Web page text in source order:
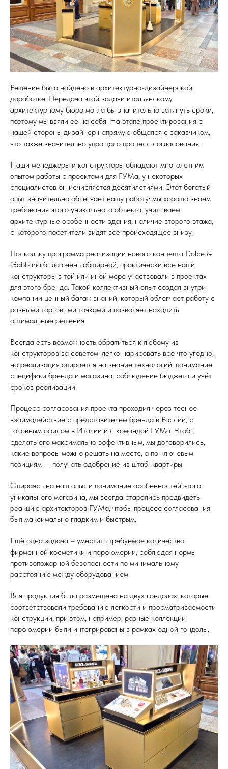
Решение было найдено в архитектурно-дизайнерской
доработке. Передача этой задачи итальянскому
архитектурному бюро могла бы значительно затянуть сроки,
поэтому мы взяли её на себя. На этапе проектирования с
нашей стороны дизайнер напрямую общался с заказчиком,
что также значительно упрощало процесс согласования.
Наши менеджеры и конструкторы обладают многолетним
опытом работы с проектами для ГУМа, у некоторых
специалистов он исчисляется десятилетиями. Этот богатый
опыт значительно облегчает нашу работу: мы хорошо знаем
требования этого уникального объекта, учитываем
архитектурные особенности здания, наличие второго этажа,
с которого посетители видят всё происходящее внизу.
Поскольку программа реализации нового концепта Dolce &
Gabbana была очень обширной, практически все наши
конструкторы в той или иной мере участвовали в проектах
для этого бренда. Такой коллективный опыт создал внутри
компании ценный багаж знаний, который облегчает работу с
разными торговыми точками и позволяет находить
оптимальные решения.
Всегда есть возможность обратиться к любому из
конструкторов за советом: легко нарисовать всё что угодно,
но реализация опирается на знание технологий, понимание
специфики бренда и магазина, соблюдение бюджета и учёт
сроков реализации.
Процесс согласования проекта проходил через тесное
взаимодействие с представителем бренда в России, с
головным офисом в Италии и с командой ГУМа. Чтобы
сделать его максимально эффективным, мы договорились,
какие вопросы можно решать на месте, а по ключевым
позициям — получать одобрение из штаб-квартиры.
Опираясь на наш опыт и понимание особенностей этого
уникального магазина, мы всегда старались предвидеть
реакцию архитекторов ГУМа, чтобы процесс согласования
был максимально гладким и быстрым.
Ещё одна задача – уместить требуемое количество
фирменной косметики и парфюмерии, соблюдая нормы
противопожарной безопасности по минимальному
расстоянию между оборудованием.
Вся продукция была размещена на двух гондолах, которые
соответствовали требованию лёгкости и просматриваемости
конструкции, при этом, например, разные коллекции
парфюмерии были интегрированы в рамках одной гондолы.